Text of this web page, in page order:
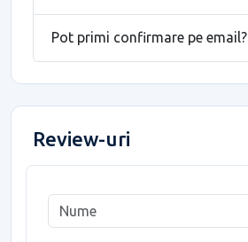
Pot primi confirmare pe email?
Review-uri